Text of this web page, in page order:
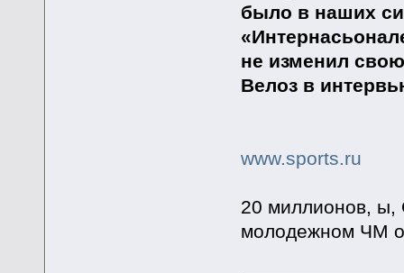
было в наших
не изменил
Велоз в
www.sports.ru
20 миллионов, ы,
молодежном ЧМ